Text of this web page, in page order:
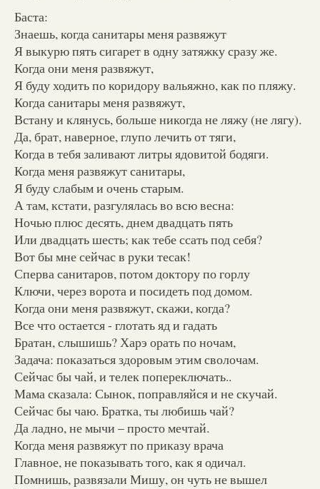
Баста:
Знаешь, когда санитары меня развяжут
Я выкурю пять сигарет в одну затяжку сразу же.
Когда они меня развяжут,
Я буду ходить по коридору вальяжно, как по пляжу.
Когда санитары меня развяжут,
Встану и клянусь, больше никогда не ляжу (не лягу).
Да, брат, наверное, глупо лечить от тяги,
Когда в тебя заливают литры ядовитой бодяги.
Когда меня развяжут санитары,
Я буду слабым и очень старым.
А там, кстати, разгулялась во всю весна:
Ночью плюс десять, днем двадцать пять
Или двадцать шесть; как тебе ссать под себя?
Вот бы мне сейчас в руки тесак!
Сперва санитаров, потом доктору по горлу
Ключи, через ворота и посидеть под домом.
Когда они меня развяжут, скажи, когда?
Все что остается - глотать яд и гадать
Братан, слышишь? Харэ орать по ночам,
Задача: показаться здоровым этим сволочам.
Сейчас бы чай, и телек попереключать..
Мама сказала: Сынок, поправляйся и не скучай.
Сейчас бы чаю. Братка, ты любишь чай?
Да ладно, не мычи – просто мечтай.
Когда меня развяжут по приказу врача
Главное, не показывать того, как я одичал.
Помнишь, развязали Мишу, он чуть не вышел